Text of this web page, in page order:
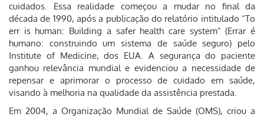
cuidados. Essa realidade começou a mudar no final da
década de 1990, após a publicação do relatório intitulado “To
err is human: Building a safer health care system” (Errar é
humano: construindo um sistema de saúde seguro) pelo
Institute of Medicine, dos EUA. A segurança do paciente
ganhou relevância mundial e evidenciou a necessidade de
repensar e aprimorar o processo de cuidado em saúde,
visando à melhoria na qualidade da assistência prestada.
Em 2004, a Organização Mundial de Saúde (OMS), criou a